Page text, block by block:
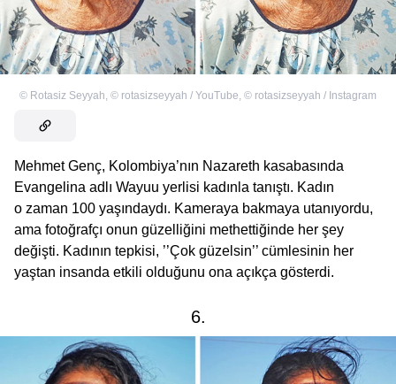
© Rotasiz Seyyah, © rotasizseyyah / YouTube, © rotasizseyyah / Instagram
Mehmet Genç, Kolombiya’nın Nazareth kasabasında
Evangelina adlı Wayuu yerlisi kadınla tanıştı. Kadın
o zaman 100 yaşındaydı. Kameraya bakmaya utanıyordu,
ama fotoğrafçı onun güzelliğini methettiğinde her şey
değişti. Kadının tepkisi, ’’Çok güzelsin’’ cümlesinin her
yaştan insanda etkili olduğunu ona açıkça gösterdi.
6.